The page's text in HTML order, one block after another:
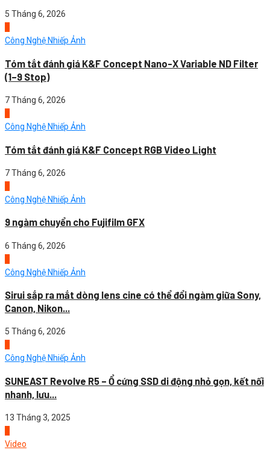
5 Tháng 6, 2026
Công Nghệ Nhiếp Ảnh
Tóm tắt đánh giá K&F Concept Nano-X Variable ND Filter
(1–9 Stop)
7 Tháng 6, 2026
Công Nghệ Nhiếp Ảnh
Tóm tắt đánh giá K&F Concept RGB Video Light
7 Tháng 6, 2026
Công Nghệ Nhiếp Ảnh
9 ngàm chuyển cho Fujifilm GFX
6 Tháng 6, 2026
Công Nghệ Nhiếp Ảnh
Sirui sắp ra mắt dòng lens cine có thể đổi ngàm giữa Sony,
Canon, Nikon...
5 Tháng 6, 2026
Công Nghệ Nhiếp Ảnh
SUNEAST Revolve R5 – Ổ cứng SSD di động nhỏ gọn, kết nối
nhanh, lưu...
13 Tháng 3, 2025
Video